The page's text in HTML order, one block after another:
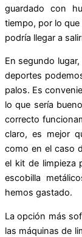
guardado con
tiempo, por lo que
podría llegar a
En segundo
deportes
palos. Es
lo que sería
correcto
claro, es mejor
como en el caso
el kit de limpieza
escobilla
hemos gastado.
La opción más
las máquinas de